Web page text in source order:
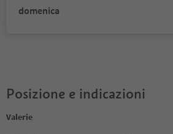
domenica
Posizione e indicazioni
Valerie